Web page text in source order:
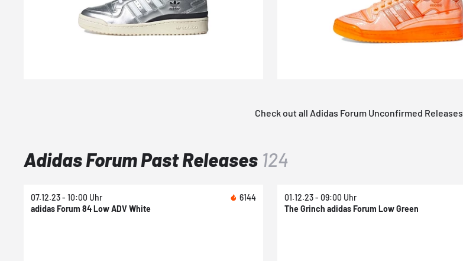
Check out all Adidas Forum Unconfirmed Releases
Adidas Forum Past Releases 124
07.12.23 - 10:00 Uhr
6144
adidas Forum 84 Low ADV White
01.12.23 - 09:00 Uhr
The Grinch adidas Forum Low Green